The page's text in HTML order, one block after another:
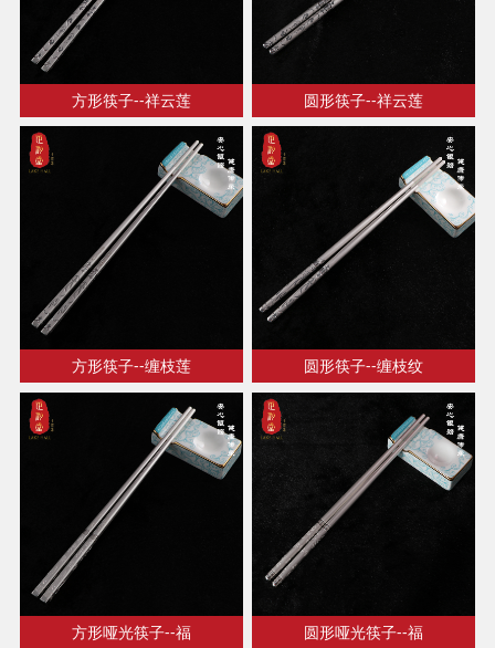
方形筷子--祥云莲 圆形筷子--祥云莲
方形筷子--缠枝莲 圆形筷子--缠枝纹
方形哑光筷子--福 圆形哑光筷子--福